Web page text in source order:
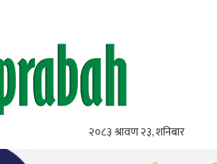
२०८३ श्रावण २३, शनिबार